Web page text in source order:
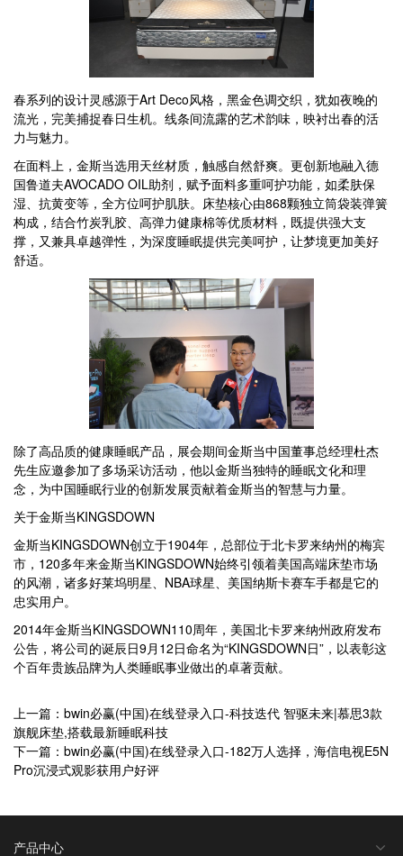
春系列的设计灵感源于Art Deco风格，黑金色调交织，犹如夜晚的
流光，完美捕捉春日生机。线条间流露的艺术韵味，映衬出春的活
力与魅力。
在面料上，金斯当选用天丝材质，触感自然舒爽。更创新地融入德
国鲁道夫AVOCADO OIL助剂，赋予面料多重呵护功能，如柔肤保
湿、抗黄变等，全方位呵护肌肤。床垫核心由868颗独立筒袋装弹簧
构成，结合竹炭乳胶、高弹力健康棉等优质材料，既提供强大支
撑，又兼具卓越弹性，为深度睡眠提供完美呵护，让梦境更加美好
舒适。
除了高品质的健康睡眠产品，展会期间金斯当中国董事总经理杜杰
先生应邀参加了多场采访活动，他以金斯当独特的睡眠文化和理
念，为中国睡眠行业的创新发展贡献着金斯当的智慧与力量。
关于金斯当KINGSDOWN
金斯当KINGSDOWN创立于1904年，总部位于北卡罗来纳州的梅宾
市，120多年来金斯当KINGSDOWN始终引领着美国高端床垫市场
的风潮，诸多好莱坞明星、NBA球星、美国纳斯卡赛车手都是它的
忠实用户。
2014年金斯当KINGSDOWN110周年，美国北卡罗来纳州政府发布
公告，将公司的诞辰日9月12日命名为“KINGSDOWN日”，以表彰这
个百年贵族品牌为人类睡眠事业做出的卓著贡献。
上一篇：bwin必赢(中国)在线登录入口-科技迭代 智驱未来|慕思3款
旗舰床垫,搭载最新睡眠科技
下一篇：bwin必赢(中国)在线登录入口-182万人选择，海信电视E5N
Pro沉浸式观影获用户好评
产品中心